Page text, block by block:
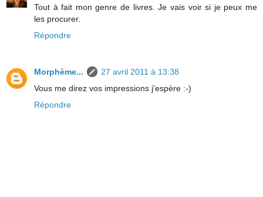
Tout à fait mon genre de livres. Je vais voir si je peux me
les procurer.
Répondre
Morphème...
27 avril 2011 à 13:38
Vous me direz vos impressions j'espère :-)
Répondre